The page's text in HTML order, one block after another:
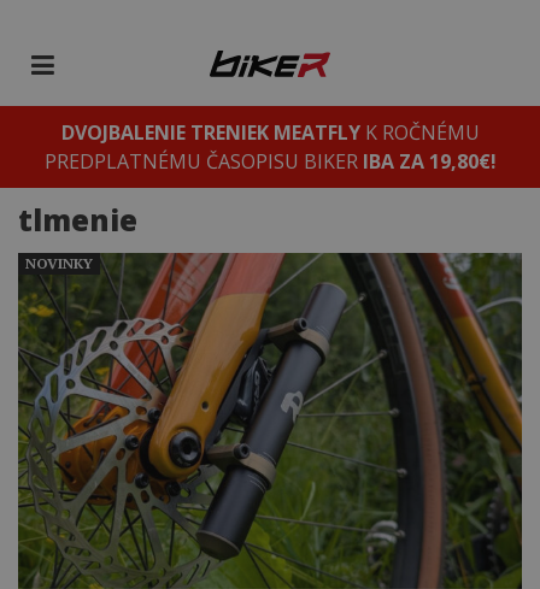
DVOJBALENIE TRENIEK MEATFLYK ROČNÉMU
PREDPLATNÉMU ČASOPISU BIKER IBA ZA 19,80€!
tlmenie
NOVINKY